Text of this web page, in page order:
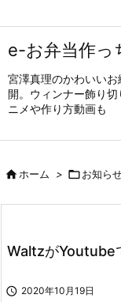
e-お弁当作っ
宮澤真理のかわいい
開。ウィンナー飾り
ニメや作り方動画も
ホーム > お知ら
WaltzがYoutube
 2020年10月19日